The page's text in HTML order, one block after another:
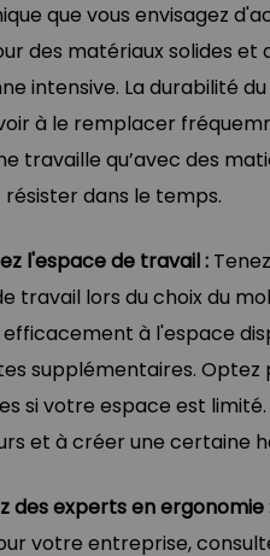
que vous envisagez
des matériaux solides et
intensive. La durabilité
à le remplacer
travaille qu’avec des
dans le temps.
l'espace de travail :
travail lors du choix du
à l'espace
supplémentaires.
si votre espace est
et à créer une certaine
des experts en ergonomie
votre entreprise,